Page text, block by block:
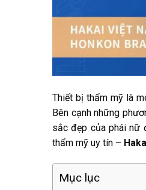
Thiết bị thẩm mỹ là
Bên cạnh những
sắc đẹp của phái nữ
thẩm mỹ uy tín –
Mục lục